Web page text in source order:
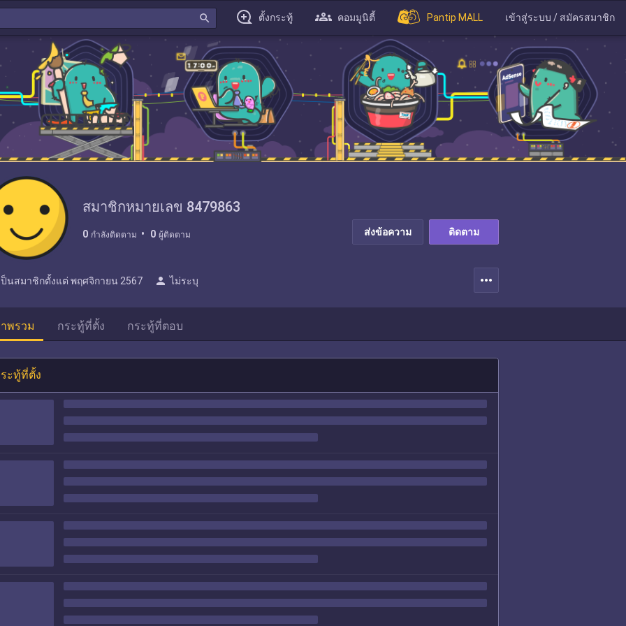
search ตั้งกระทู้ คอมมูนิตี้ Pantip MALL เข้าสู่ระบบ / สมัครสมาชิก
สมาชิกหมายเลข 8479863
0 กำลังติดตาม 0 ผู้ติดตาม ส่งข้อความ ติดตาม
ป็นสมาชิกตั้งแต่ พฤศจิกายน 2567 person ไม่ระบุ more_horiz
พรวม กระทู้ที่ตั้ง กระทู้ที่ตอบ
ะทู้ที่ตั้ง